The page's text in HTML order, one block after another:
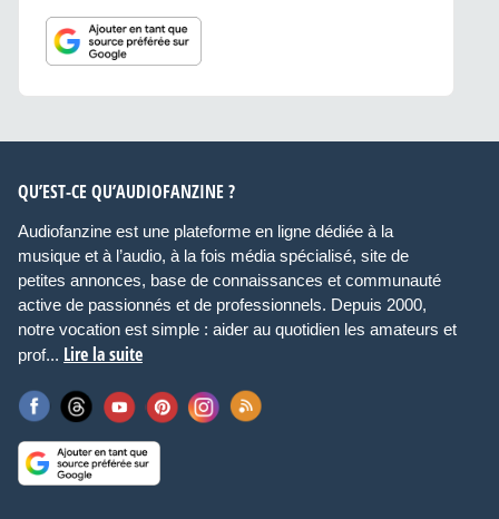
QU’EST-CE QU’AUDIOFANZINE ?
Audiofanzine est une plateforme en ligne dédiée à la
musique et à l’audio, à la fois média spécialisé, site de
petites annonces, base de connaissances et communauté
active de passionnés et de professionnels. Depuis 2000,
notre vocation est simple : aider au quotidien les amateurs et
prof... Lire la suite